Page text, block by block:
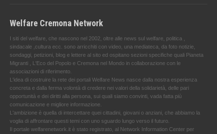
Welfare Cremona Network
I siti del welfare, che nascono nel 2002, oltre alle news sul welfare, politica ,
sindacale ,cultura ecc. sono arricchiti con video, una mediateca, da foto notizie,
sondaggi, petizioni, blog e lettere al sito ed ospitano sezioni specifiche quali Pianeta
Migranti , L'Eco del Popolo e Cremona nel Mondo in collaborazione con le
associazioni di riferimento.
L'idea di costruire la rete dei portali Welfare News nasce dalla nostra esperienza
concreta e dalla ferma volontà di credere nei valori della solidarietà, delle pari
opportunità e dei diritti alla persona, sui quali siamo convinti, vada fatta più
comunicazione e migliore informazione.
L'ambizione è quella di intercettare quei cittadini, giovani o anziani, che abbiamo la
voglia di affrontare questi temi con uno sguardo lungo verso il futuro.
Il portale welfarenetwork.it è stato registrato, al Network Information Center per